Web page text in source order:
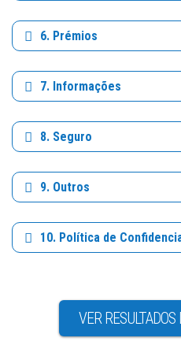
6. Prémios
7. Informações
8. Seguro
9. Outros
10. Política de
VER